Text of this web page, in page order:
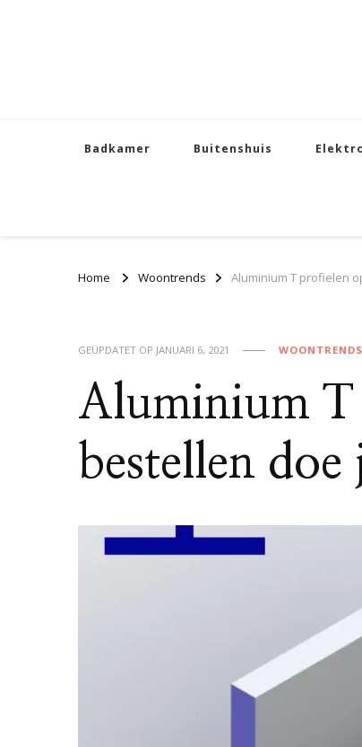
Badkamer Buitenshuis
Home Woontrends Aluminium T profielen
GEÜPDATET OP JANUARI 6, 2021 WOONTRENDS
Aluminium T
bestellen